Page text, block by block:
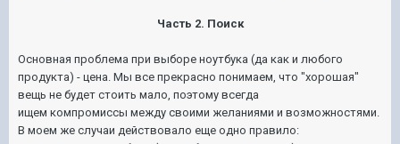
Часть 2. Поиск
Основная проблема при выборе ноутбука (да как и любого
продукта) - цена. Мы все прекрасно понимаем, что "хорошая"
вещь не будет стоить мало, поэтому всегда
ищем компромиссы между своими желаниями и возможностями.
В моем же случаи действовало еще одно правило: